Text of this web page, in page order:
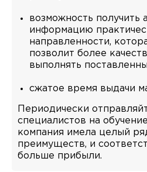
возможность получить
информацию
направленности,
позволит более
выполнять
сжатое время выдачи
Периодически
специалистов на
компания имела целый
преимуществ, и
больше прибыли.